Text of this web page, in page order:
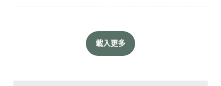
載入更多